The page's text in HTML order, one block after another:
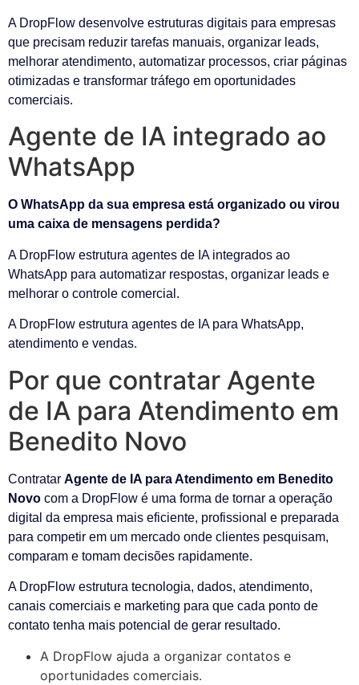
A DropFlow desenvolve estruturas digitais para empresas
que precisam reduzir tarefas manuais, organizar leads,
melhorar atendimento, automatizar processos, criar páginas
otimizadas e transformar tráfego em oportunidades
comerciais.
Agente de IA integrado ao
WhatsApp
O WhatsApp da sua empresa está organizado ou virou
uma caixa de mensagens perdida?
A DropFlow estrutura agentes de IA integrados ao
WhatsApp para automatizar respostas, organizar leads e
melhorar o controle comercial.
A DropFlow estrutura agentes de IA para WhatsApp,
atendimento e vendas.
Por que contratar Agente
de IA para Atendimento em
Benedito Novo
Contratar Agente de IA para Atendimento em Benedito
Novo com a DropFlow é uma forma de tornar a operação
digital da empresa mais eficiente, profissional e preparada
para competir em um mercado onde clientes pesquisam,
comparam e tomam decisões rapidamente.
A DropFlow estrutura tecnologia, dados, atendimento,
canais comerciais e marketing para que cada ponto de
contato tenha mais potencial de gerar resultado.
A DropFlow ajuda a organizar contatos e
oportunidades comerciais.